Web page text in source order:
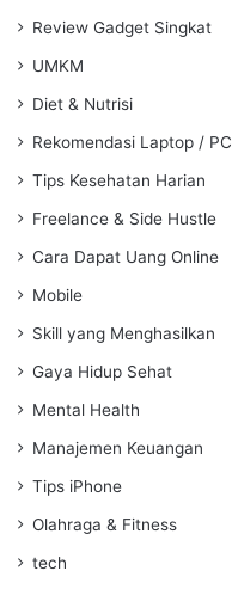
Review Gadget Singkat
UMKM
Diet & Nutrisi
Rekomendasi Laptop / PC
Tips Kesehatan Harian
Freelance & Side Hustle
Cara Dapat Uang Online
Mobile
Skill yang Menghasilkan
Gaya Hidup Sehat
Mental Health
Manajemen Keuangan
Tips iPhone
Olahraga & Fitness
tech